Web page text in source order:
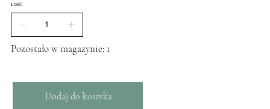
ILOŚĆ
Pozostało w magazynie: 1
Dodaj do koszyka